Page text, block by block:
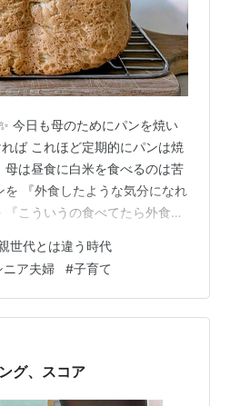
今日も母のためにパンを焼い
ば これほど定期的にパンは焼
は昼食に白米を食べるのは苦
『外食したような気分になれ
こういうの食べてたら外食し
ね！ 私が子供だった頃 母はお
お菓子は毒と言って育てられ
れど 子供だった私にとって毒の
ゴ🍎 パンを焼きながらこんな事
歳この世代は損だなと思う。
世代とは違う時代
ニア夫婦 #子育て
グ、スコア